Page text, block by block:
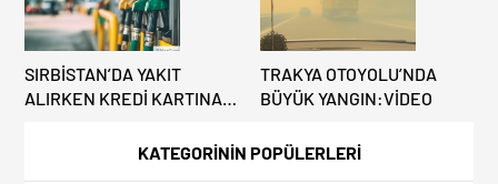
KATEGORİNİN POPÜLERLERİ
SIRBİSTAN’DA YAKIT
ALIRKEN KREDİ KARTINA
TRAKYA OTOYOLU’NDA
BÜYÜK YANGIN:VİDEO